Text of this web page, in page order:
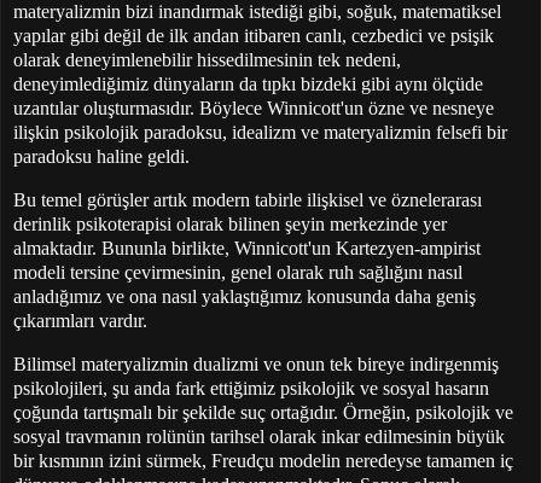
materyalizmin bizi inandırmak istediği gibi, soğuk, matematiksel
yapılar gibi değil de ilk andan itibaren canlı, cezbedici ve psişik
olarak deneyimlenebilir hissedilmesinin tek nedeni,
deneyimlediğimiz dünyaların da tıpkı bizdeki gibi aynı ölçüde
uzantılar oluşturmasıdır. Böylece Winnicott'un özne ve nesneye
ilişkin psikolojik paradoksu, idealizm ve materyalizmin felsefi bir
paradoksu haline geldi.
Bu temel görüşler artık modern tabirle ilişkisel ve öznelerarası
derinlik psikoterapisi olarak bilinen şeyin merkezinde yer
almaktadır. Bununla birlikte, Winnicott'un Kartezyen-ampirist
modeli tersine çevirmesinin, genel olarak ruh sağlığını nasıl
anladığımız ve ona nasıl yaklaştığımız konusunda daha geniş
çıkarımları vardır.
Bilimsel materyalizmin dualizmi ve onun tek bireye indirgenmiş
psikolojileri, şu anda fark ettiğimiz psikolojik ve sosyal hasarın
çoğunda tartışmalı bir şekilde suç ortağıdır. Örneğin, psikolojik ve
sosyal travmanın rolünün tarihsel olarak inkar edilmesinin büyük
bir kısmının izini sürmek, Freudçu modelin neredeyse tamamen iç